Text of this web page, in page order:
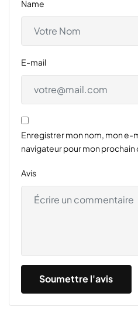
Name
E-mail
Enregistrer mon nom, mon e-
navigateur pour mon prochain
Avis